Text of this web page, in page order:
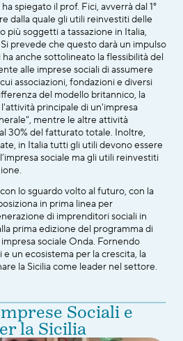
spiegato il prof. Fici, avverrà dal 1°
dalla quale gli utili reinvestiti delle
più soggetti a tassazione in Italia,
prevede che questo darà un impulso
anche sottolineato la flessibilità del
alle imprese sociali di assumere
associazioni, fondazioni e diversi
del modello britannico, la
principale di un'impresa
mentre le altre attività
30% del fatturato totale. Inoltre,
in Italia tutti gli utili devono essere
sociale ma gli utili reinvestiti
lo sguardo volto al futuro, con la
in prima linea per
di imprenditori sociali in
prima edizione del programma di
sociale Onda. Fornendo
un ecosistema per la crescita, la
la Sicilia come leader nel settore.
Sociali e
la Sicilia